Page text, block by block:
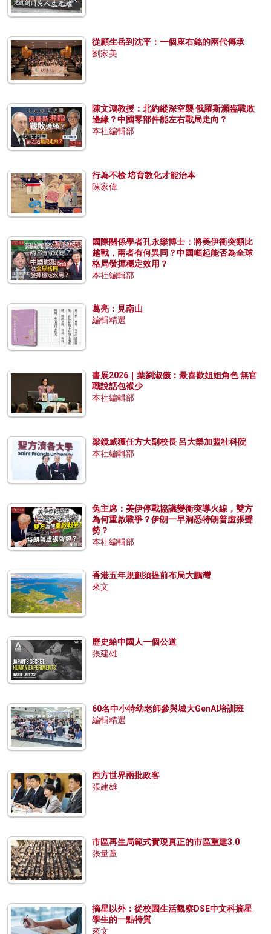
從顧生岳到沈平：一個座右銘的兩代傳承
劉家美
陳文鴻教授：北約縱深空襲 俄羅斯瀕臨戰敗
邊緣？中國零部件能左右戰局走向？
本社編輯部
行為不檢 培育教化才能治本
陳家偉
國際關係學者孔永樂博士：將美伊衝突類比
越戰，兩者有何異同？中國崛起能否為全球
格局發揮穩定效用？
本社編輯部
葛亮：見南山
編輯精選
書展2026｜葉劉淑儀：最喜歡姐姐角色 無官
職說話包袱少
本社編輯部
梁鏡威獲任方大副校長 呂大樂加盟社科院
本社編輯部
兔主席：美伊停戰協議變衝突導火線，雙方
為何重啟戰爭？伊朗一早洞悉特朗普虛張聲
勢？
本社編輯部
香港五年規劃須提前布局大鵬灣
來文
歷史給中國人一個公道
張建雄
60名中小特幼老師參與城大GenAI培訓班
編輯精選
西方世界兩批政客
張建雄
市區再生局範式實現真正的市區重建3.0
張量童
摘星以外：從校園生活觀察DSE中文科摘星
學生的一點特質
來文